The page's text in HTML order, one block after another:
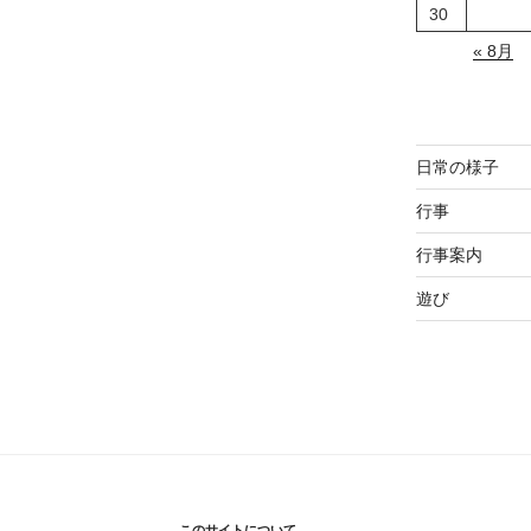
30
« 8月
日常の様子
行事
行事案内
遊び